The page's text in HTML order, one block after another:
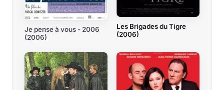
Je pense à vous - 2006
(2006)
Les Brigades du Tigre
(2006)